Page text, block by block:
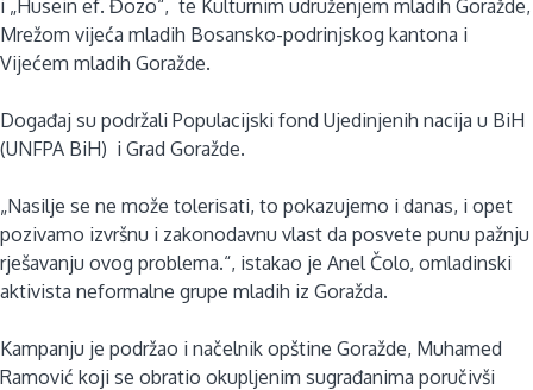
i „Husein ef. Đozo“, te Kulturnim udruženjem mladih Goražde,
Mrežom vijeća mladih Bosansko-podrinjskog kantona i
Vijećem mladih Goražde.
Događaj su podržali Populacijski fond Ujedinjenih nacija u BiH
(UNFPA BiH) i Grad Goražde.
„Nasilje se ne može tolerisati, to pokazujemo i danas, i opet
pozivamo izvršnu i zakonodavnu vlast da posvete punu pažnju
rješavanju ovog problema.“, istakao je Anel Čolo, omladinski
aktivista neformalne grupe mladih iz Goražda.
Kampanju je podržao i načelnik opštine Goražde, Muhamed
Ramović koji se obratio okupljenim sugrađanima poručivši